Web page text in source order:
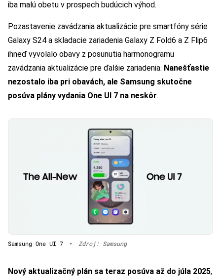
iba malú obetu v prospech budúcich výhod.
Pozastavenie zavádzania aktualizácie pre smartfóny série
Galaxy S24 a skladacie zariadenia Galaxy Z Fold6 a Z Flip6
ihneď vyvolalo obavy z posunutia harmonogramu
zavádzania aktualizácie pre ďalšie zariadenia. Nanešťastie
nezostalo iba pri obavách, ale Samsung skutočne
posúva plány vydania One UI 7 na neskôr.
Samsung One UI 7 • Zdroj: Samsung
Nový aktualizačný plán sa teraz posúva až do júla 2025,